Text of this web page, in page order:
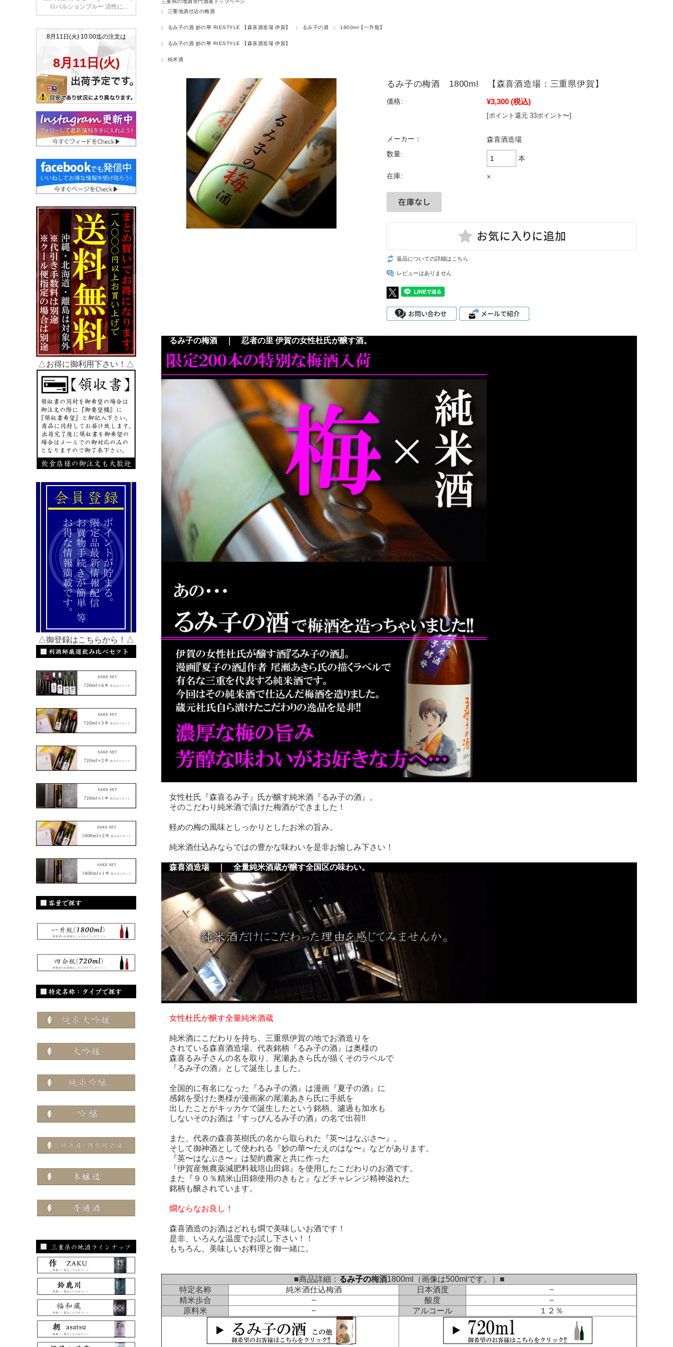
三重県の地酒専門酒屋トップページ
三重地酒仕込の梅酒
るみ子の酒 妙の華 RIESTYLE 【森喜酒造場 伊賀】 るみ子の酒 1800ml【一升瓶】
るみ子の酒 妙の華 RIESTYLE 【森喜酒造場 伊賀】
純米酒
るみ子の梅酒 1800ml 【森喜酒造場：三重県伊賀】
価格: ¥3,300 (税込)
[ポイント還元 33ポイント〜]
メーカー：
森喜酒造場
数量:
本
在庫: ×
返品についての詳細はこちら
レビューはありません
るみ子の梅酒 ｜ 忍者の里 伊賀の女性杜氏が醸す酒。
女性杜氏『森喜るみ子』氏が醸す純米酒『るみ子の酒』。
そのこだわり純米酒で漬けた梅酒ができました！
軽めの梅の風味としっかりとしたお米の旨み。
純米酒仕込みならではの豊かな味わいを是非お愉しみ下さい！
森喜酒造場 ｜ 全量純米酒蔵が醸す全国区の味わい。
女性杜氏が醸す全量純米酒蔵
純米酒にこだわりを持ち、三重県伊賀の地でお酒造りを
されている森喜酒造場。代表銘柄『るみ子の酒』は奥様の
森喜るみ子さんの名を取り、尾瀬あきら氏が描くそのラベルで
『るみ子の酒』として誕生しました。
全国的に有名になった『るみ子の酒』は漫画『夏子の酒』に
感銘を受けた奥様が漫画家の尾瀬あきら氏に手紙を
出したことがキッカケで誕生したという銘柄。濾過も加水も
しないそのお酒は『すっぴんるみ子の酒』の名で出荷!!
また、代表の森喜英樹氏の名から取られた『英〜はなぶさ〜』。
そして御神酒として使われる『妙の華〜たえのはな〜』などがあります。
『英〜はなぶさ〜』は契約農家と共に作った
『伊賀産無農薬減肥料栽培山田錦』を使用したこだわりのお酒です。
また『９０％精米山田錦使用のきもと』などチャレンジ精神溢れた
銘柄も醸されています。
燗ならなお良し！
森喜酒造のお酒はどれも燗で美味しいお酒です！
是非、いろんな温度でお試し下さい！！
もちろん、美味しいお料理と御一緒に。
■商品詳細： るみ子の梅酒1800ml（画像は500mlです。）■
特定名称
純米酒仕込梅酒 日本酒度
−
精米歩合
− 酸度
−
原料米
− アルコール １２％
△お得に御利用下さい！△
△御登録はこちらから！△